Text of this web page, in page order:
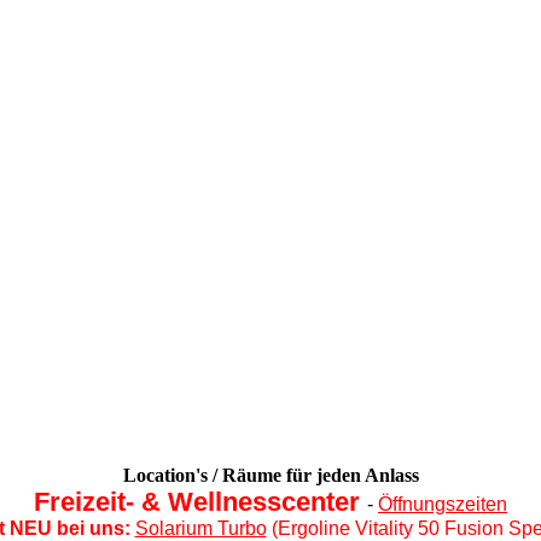
Location's / Räume für jeden Anlass
Freizeit- & Wellnesscenter - Öffnungszeiten
NEU bei uns: Solarium Turbo(Ergoline Vitality 50 Fusion